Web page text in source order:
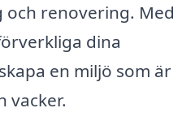
renovering. Med
dina
en miljö som är
vacker.